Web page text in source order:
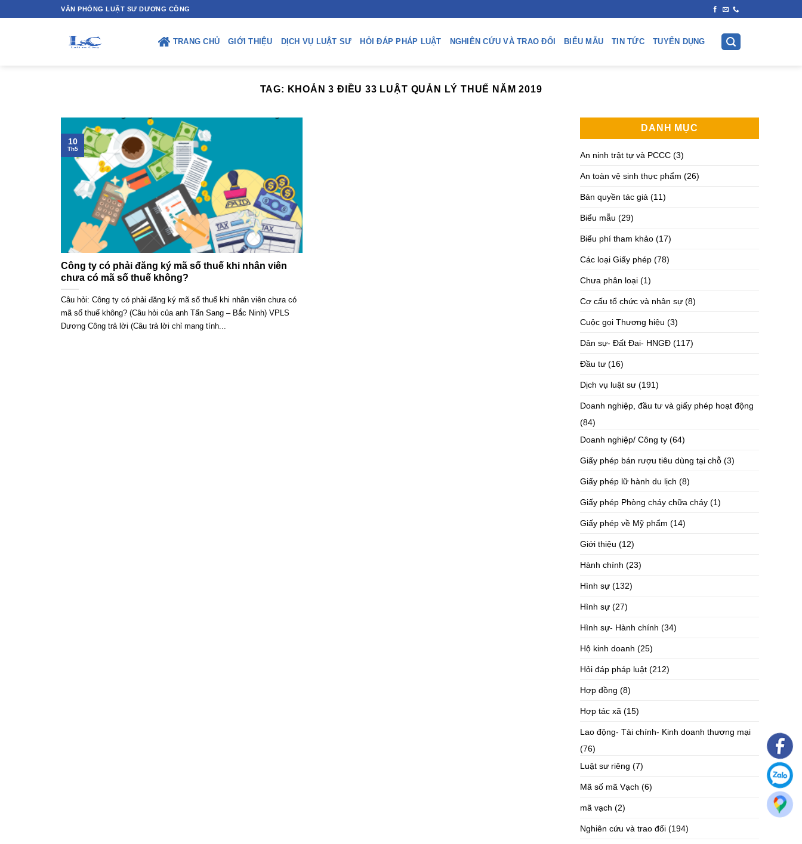
to
VĂN PHÒNG LUẬT SƯ DƯƠNG CÔNG
TRANG CHỦ GIỚI THIỆU DỊCH VỤ LUẬT SƯ HỎI ĐÁP PHÁP LUẬT NGHIÊN CỨU VÀ TRAO ĐỔI BIỂU MẪU TIN TỨC TUYỂN DỤNG
TAG: KHOẢN 3 ĐIỀU 33 LUẬT QUẢN LÝ THUẾ NĂM 2019
Công ty có phải đăng ký mã số thuế khi nhân viên
chưa có mã số thuế không?
Câu hỏi: Công ty có phải đăng ký mã số thuế khi nhân viên chưa có
mã số thuế không? (Câu hỏi của anh Tấn Sang – Bắc Ninh) VPLS
Dương Công trả lời (Câu trả lời chỉ mang tính...
10
Th5
DANH MỤC
An ninh trật tự và PCCC (3)
An toàn vệ sinh thực phẩm (26)
Bản quyền tác giả (11)
Biểu mẫu (29)
Biểu phí tham khảo (17)
Các loại Giấy phép (78)
Chưa phân loại (1)
Cơ cấu tổ chức và nhân sự (8)
Cuộc gọi Thương hiệu (3)
Dân sự- Đất Đai- HNGĐ (117)
Đầu tư (16)
Dịch vụ luật sư (191)
Doanh nghiệp, đầu tư và giấy phép hoạt động
(84)
Doanh nghiệp/ Công ty (64)
Giấy phép bán rượu tiêu dùng tại chỗ (3)
Giấy phép lữ hành du lịch (8)
Giấy phép Phòng cháy chữa cháy (1)
Giấy phép về Mỹ phẩm (14)
Giới thiệu (12)
Hành chính (23)
Hình sự (132)
Hình sự (27)
Hình sự- Hành chính (34)
Hộ kinh doanh (25)
Hỏi đáp pháp luật (212)
Hợp đồng (8)
Hợp tác xã (15)
Lao động- Tài chính- Kinh doanh thương mại
(76)
Luật sư riêng (7)
Mã số mã Vạch (6)
mã vạch (2)
Nghiên cứu và trao đổi (194)